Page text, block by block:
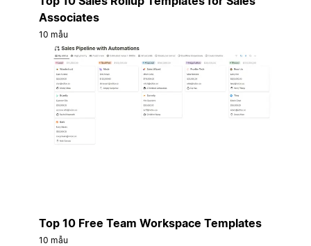
Associates
10 mẫu
Top 10 Free Team Workspace Templates
10 mẫu